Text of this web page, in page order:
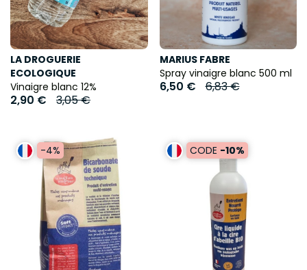
LA DROGUERIE
ECOLOGIQUE
Vinaigre blanc 12%
2,90 € 3,05 €
MARIUS FABRE
Spray vinaigre blanc 500 ml
6,50 € 6,83 €
-4% CODE -10%